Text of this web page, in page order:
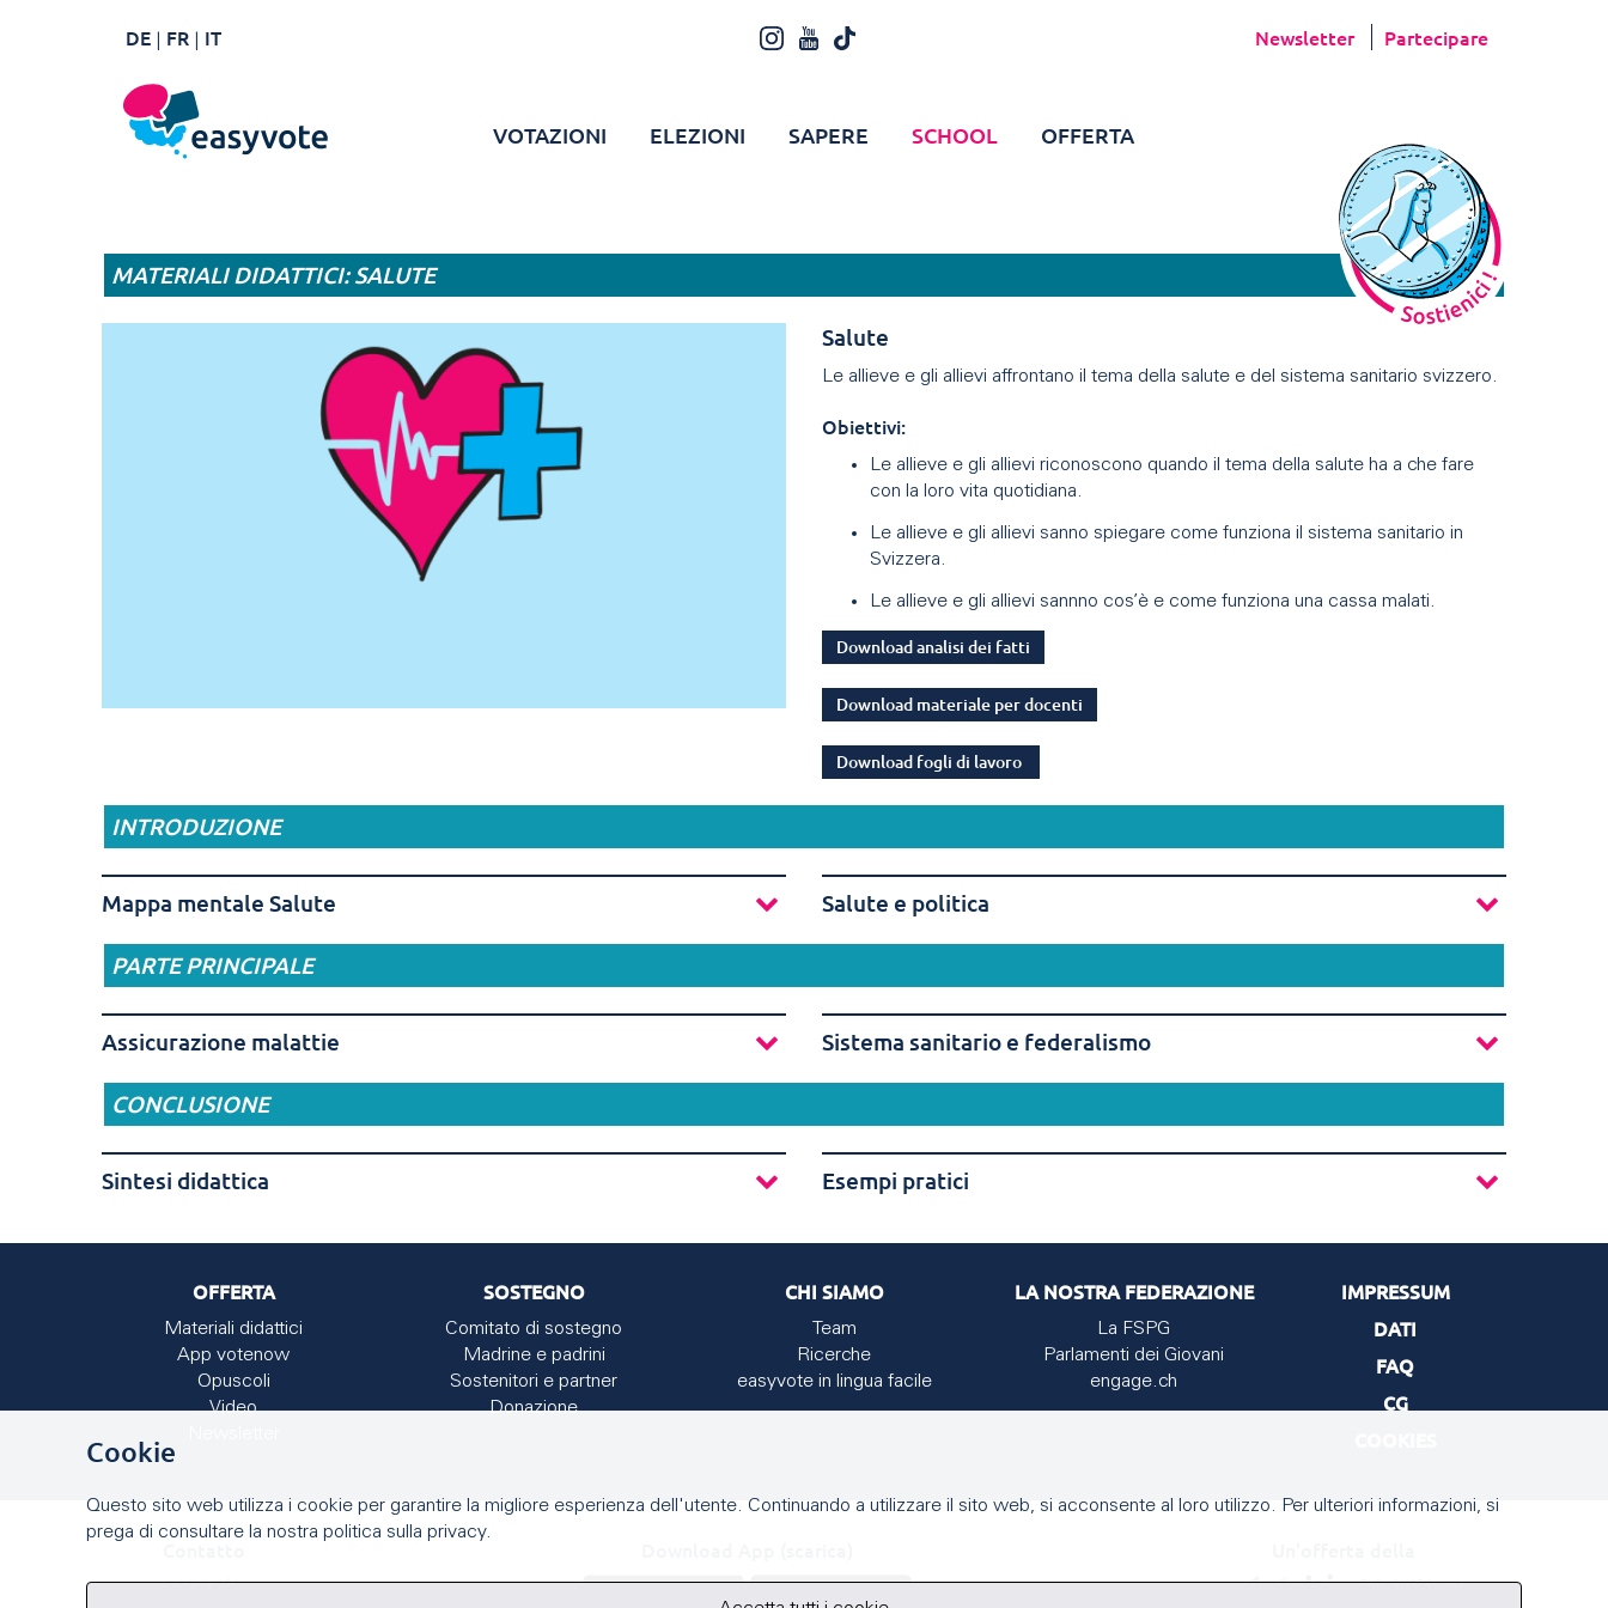
DE FR IT Newsletter Partecipare
VOTAZIONI ELEZIONI SAPERE SCHOOL OFFERTA
MATERIALI DIDATTICI: SALUTE
Salute
Le allieve e gli allievi affrontano il tema della salute e del sistema sanitario svizzero.
Obiettivi:
Le allieve e gli allievi riconoscono quando il tema della salute ha a che fare
con la loro vita quotidiana.
Le allieve e gli allievi sanno spiegare come funziona il sistema sanitario in
Svizzera.
Le allieve e gli allievi sannno cos’è e come funziona una cassa malati.
Download analisi dei fatti
Download materiale per docenti
Download fogli di lavoro
INTRODUZIONE
Mappa mentale Salute Salute e politica
PARTE PRINCIPALE
Assicurazione malattie Sistema sanitario e federalismo
CONCLUSIONE
Sintesi didattica Esempi pratici
OFFERTA
Materiali didattici
App votenow
Opuscoli
Video
SOSTEGNO
Comitato di sostegno
Madrine e padrini
Sostenitori e partner
Donazione
CHI SIAMO
Team
Ricerche
easyvote in lingua facile
LA NOSTRA FEDERAZIONE
La FSPG
Parlamenti dei Giovani
engage.ch
IMPRESSUM
DATI
FAQ
CG
easyvote
Cookie
Questo sito web utilizza i cookie per garantire la migliore esperienza dell'utente. Continuando a utilizzare il sito web, si acconsente al loro utilizzo. Per ulteriori informazioni, si
prega di consultare la nostra politica sulla privacy.